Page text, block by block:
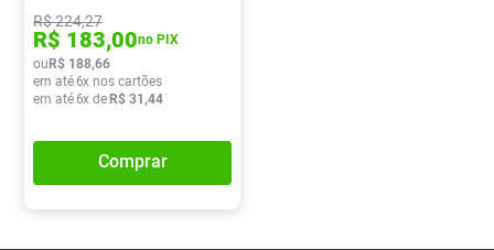
R$224,27
R$ 183,00no PIX
ouR$ 188,66
em até6x nos cartões
em até6x deR$ 31 ,44
Comprar